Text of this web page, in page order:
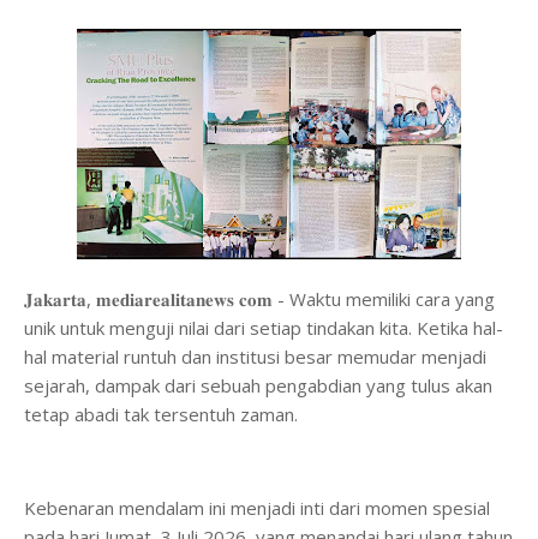
𝐉𝐚𝐤𝐚𝐫𝐭𝐚, 𝐦𝐞𝐝𝐢𝐚𝐫𝐞𝐚𝐥𝐢𝐭𝐚𝐧𝐞𝐰𝐬 𝐜𝐨𝐦 - Waktu memiliki cara yang
unik untuk menguji nilai dari setiap tindakan kita. Ketika hal-
hal material runtuh dan institusi besar memudar menjadi
sejarah, dampak dari sebuah pengabdian yang tulus akan
tetap abadi tak tersentuh zaman.
Kebenaran mendalam ini menjadi inti dari momen spesial